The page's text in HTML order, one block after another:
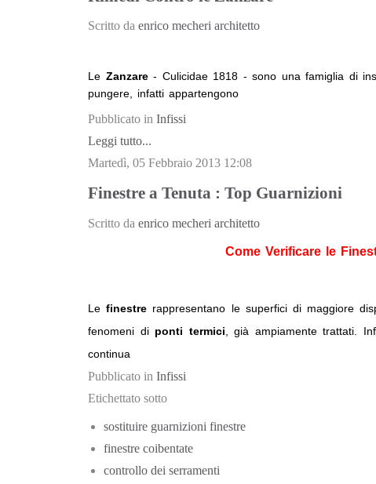
Scritto da enrico mecheri architetto
Le Zanzare- Culicidae 1818 - sono una famiglia di
pungere, infatti appartengono
Pubblicato in Infissi
Leggi tutto...
Martedì, 05 Febbraio 2013 12:08
Finestre a Tenuta : Top Guarnizioni
Scritto da enrico mecheri architetto
Come Verificare le
Lefinestre rappresentano le superfici di maggiore
fenomeni di ponti termici , già ampiamente trattati.
continua
Pubblicato in Infissi
Etichettato sotto
sostituire guarnizioni finestre
finestre coibentate
controllo dei serramenti